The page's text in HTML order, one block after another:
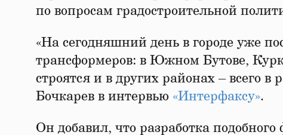
по вопросам градостроительной
«На сегодняшний день в городе уже
трансформеров: в Южном Бутове,
строятся и в других районах – всего в
Бочкарев в интервью «Интерфаксу».
Он добавил, что разработка